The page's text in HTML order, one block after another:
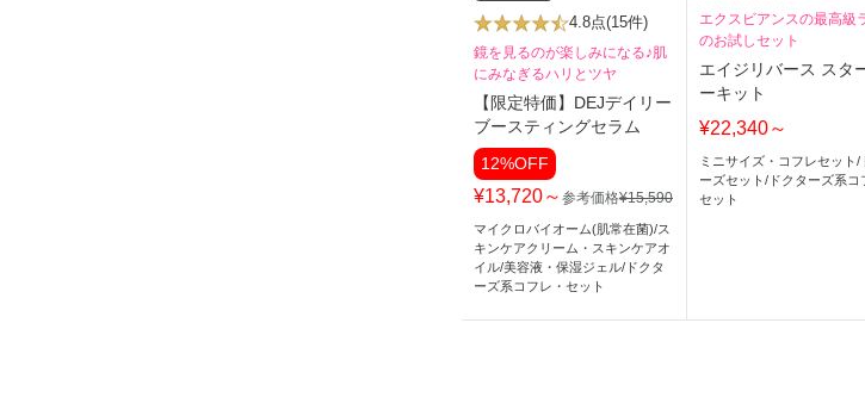
4.8点(15件)
鏡を見るのが楽しみになる♪肌
にみなぎるハリとツヤ
【限定特価】DEJデイリー
ブースティングセラム
12%OFF
¥13,720～ 参考価格¥15,590
マイクロバイオーム(肌常在菌)/ス
キンケアクリーム・スキンケアオ
イル/美容液・保湿ジェル/ ドクタ
ーズ系コフレ・セット
エクスビアンスの最高級
のお試しセット
エイジリバース スタ
ーキット
¥22,340～
ミニサイズ・コフレセット/
ーズセット/ドクターズ系コ
セット